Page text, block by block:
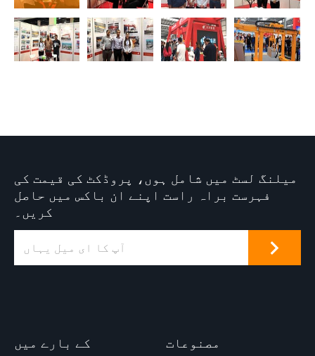
میلنگ لسٹ میں شامل ہوں، پروڈکٹ کی قیمت کی
فہرست براہ راست اپنے ان باکس میں حاصل
کریں۔
کے بارے میں
مصنوعات